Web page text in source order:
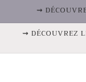
passer
au
contenu
⇝
⇝ DÉCOUVREZ